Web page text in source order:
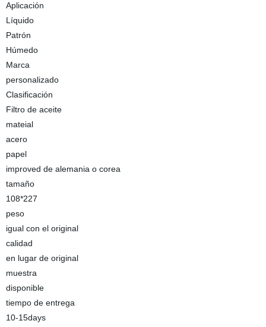
Aplicación
Líquido
Patrón
Húmedo
Marca
personalizado
Clasificación
Filtro de aceite
mateial
acero
papel
improved de alemania o corea
tamaño
108*227
peso
igual con el original
calidad
en lugar de original
muestra
disponible
tiempo de entrega
10-15days